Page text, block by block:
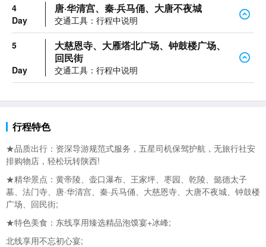
4
Day
唐·华清宫、秦·兵马俑、大唐不夜城
交通工具：行程中说明
5
Day
大慈恩寺、大雁塔北广场、钟鼓楼广场、
回民街
交通工具：行程中说明
行程特色
★品质出行：资深导游规范式服务，五星司机保驾护航，无旅行社安
排购物店，轻松玩转陕西!
★精华景点：黄帝陵、壶口瀑布、王家坪、枣园、乾陵、懿德太子
墓、法门寺、唐·华清宫、秦·兵马俑、大慈恩寺、大唐不夜城、钟鼓楼
广场、回民街;
★特色美食：东线享用臻选精品泡馍宴+冰峰;
北线享用不忘初心宴;